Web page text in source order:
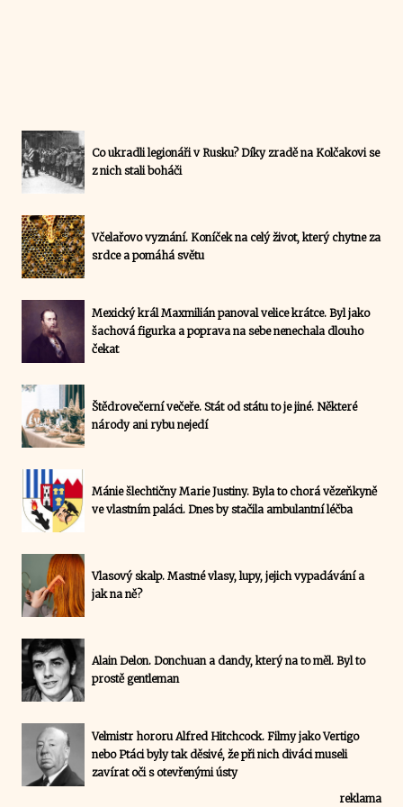
Co ukradli legionáři v Rusku? Díky zradě na Kolčakovi se
z nich stali boháči
Včelařovo vyznání. Koníček na celý život, který chytne za
srdce a pomáhá světu
Mexický král Maxmilián panoval velice krátce. Byl jako
šachová figurka a poprava na sebe nenechala dlouho
čekat
Štědrovečerní večeře. Stát od státu to je jiné. Některé
národy ani rybu nejedí
Mánie šlechtičny Marie Justiny. Byla to chorá vězeňkyně
ve vlastním paláci. Dnes by stačila ambulantní léčba
Vlasový skalp. Mastné vlasy, lupy, jejich vypadávání a
jak na ně?
Alain Delon. Donchuan a dandy, který na to měl. Byl to
prostě gentleman
Velmistr hororu Alfred Hitchcock. Filmy jako Vertigo
nebo Ptáci byly tak děsivé, že při nich diváci museli
zavírat oči s otevřenými ústy
reklama